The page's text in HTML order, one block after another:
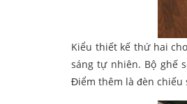
Kiểu thiết kế thứ hai
sáng tự nhiên. Bộ ghế
Điểm thêm là đèn chiếu